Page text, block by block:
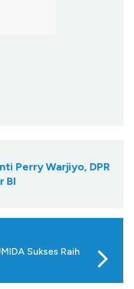
Perry Warjiyo, DPR
BI
Sukses Raih